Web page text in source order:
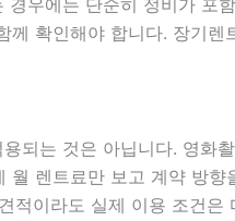
우에는 단순히 정비가 포
확인해야 합니다. 장기
되는 것은 아닙니다. 영
렌트료만 보고 계약 방
적이라도 실제 이용 조건은